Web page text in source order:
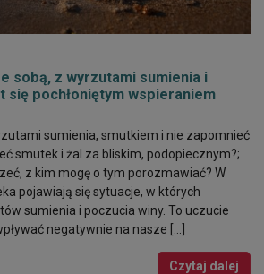
sobą, z wyrzutami sumienia i
się pochłoniętym wspieraniem
sumienia, smutkiem i nie zapomnieć
smutek i żal za bliskim, podopiecznym?;
z kim mogę o tym porozmawiać? W
pojawiają się sytuacje, w których
sumienia i poczucia winy. To uczucie
negatywnie na nasze […]
Czytaj dalej